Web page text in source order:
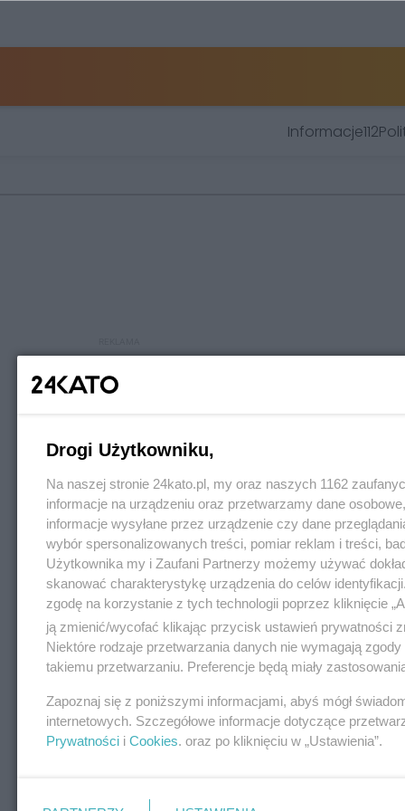
Informacje112
REKLAMA
Drogi Użytkowniku,
Na naszej stronie 24kato.pl, my oraz naszych 1162
informacje na urządzeniu oraz przetwarzamy dane
informacje wysyłane przez urządzenie czy dane
wybór spersonalizowanych treści, pomiar reklam i treści,
Użytkownika my i Zaufani Partnerzy możemy używać
skanować charakterystykę urządzenia do celów
zgodę na korzystanie z tych technologii poprzez kliknięcie
ją zmienić/wycofać klikając przycisk ustawień prywatności
Niektóre rodzaje przetwarzania danych nie wymagają
takiemu przetwarzaniu. Preferencje będą miały
Zapoznaj się z poniższymi informacjami, abyś mógł
internetowych. Szczegółowe informacje dotyczące
Prywatności i Cookies. oraz po kliknięciu w „Ustawienia”.